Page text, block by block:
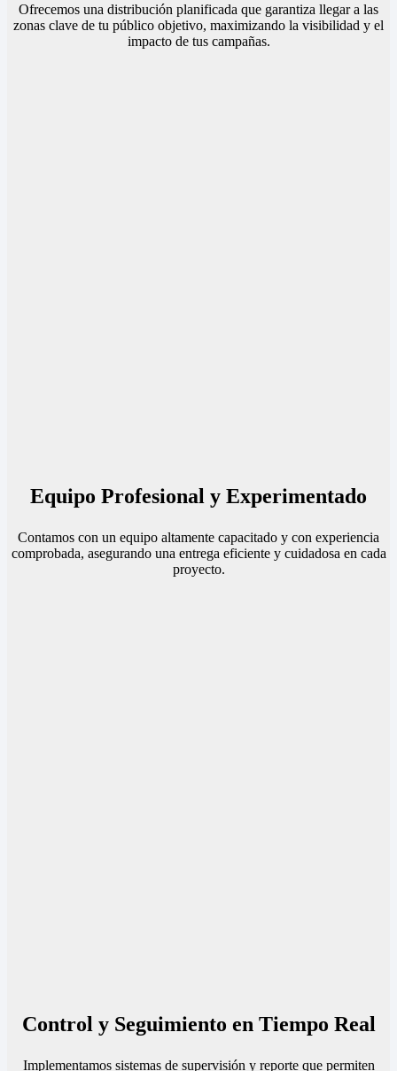
Ofrecemos una distribución planificada que garantiza llegar a las
zonas clave de tu público objetivo, maximizando la visibilidad y el
impacto de tus campañas.
Equipo Profesional y Experimentado
Contamos con un equipo altamente capacitado y con experiencia
comprobada, asegurando una entrega eficiente y cuidadosa en cada
proyecto.
Control y Seguimiento en Tiempo Real
Implementamos sistemas de supervisión y reporte que permiten